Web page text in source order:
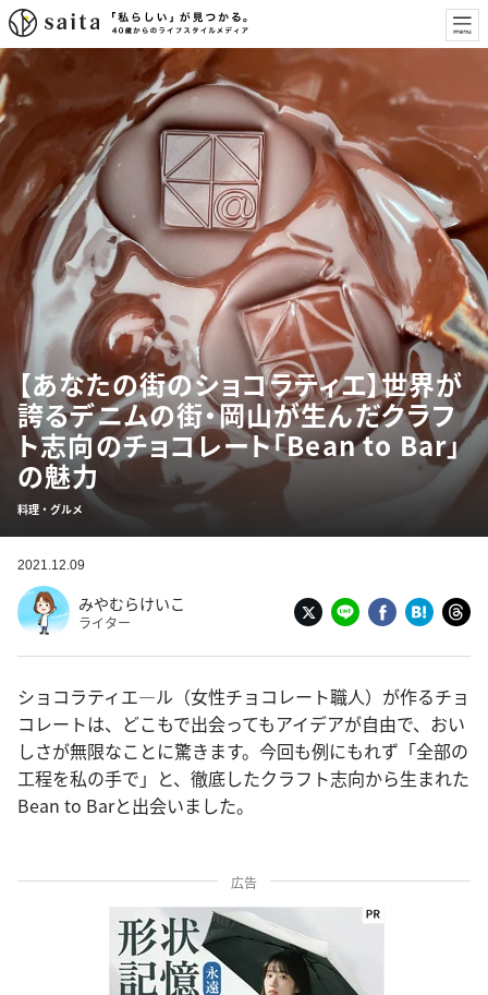
【あなたの街のショコラティエ】世界が
誇るデニムの街・岡山が生んだクラフ
ト志向のチョコレート「Bean to Bar」
の魅力
料理・グルメ
2021.12.09
みやむらけいこ
ライター
ショコラティエ―ル（女性チョコレート職人）が作るチョ
コレートは、どこもで出会ってもアイデアが自由で、おい
しさが無限なことに驚きます。今回も例にもれず「全部の
工程を私の手で」と、徹底したクラフト志向から生まれた
Bean to Barと出会いました。
広告